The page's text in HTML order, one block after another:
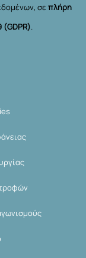
σεπλήρη
.